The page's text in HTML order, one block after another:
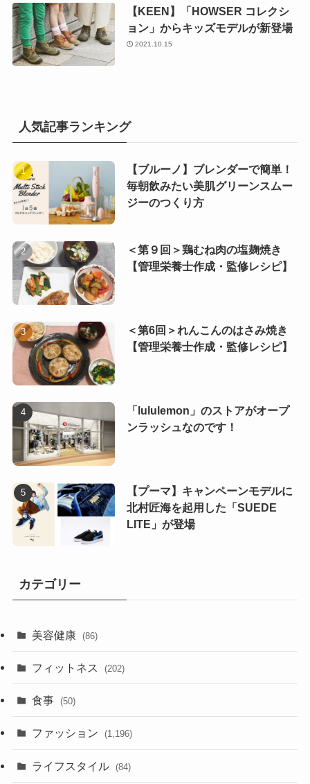
【KEEN】「HOWSER コレクシ
ョン」からキッズモデルが新登場
2021.10.15
人気記事ランキング
【ブルーノ】ブレンダーで簡単！
毎朝飲みたい美肌グリーンスムー
ジーのつくり方
＜第９回＞鶏むね肉の塩麹焼き
【管理栄養士作成・監修レシピ】
＜第6回＞れんこんのはさみ焼き
【管理栄養士作成・監修レシピ】
「lululemon」のストアがオープ
ンラッシュなのです！
【プーマ】キャンペーンモデルに
北村匠海を起用した「SUEDE
LITE」が登場
カテゴリー
美容健康 (86)
フィットネス (202)
食事 (50)
ファッション (1,196)
ライフスタイル (84)